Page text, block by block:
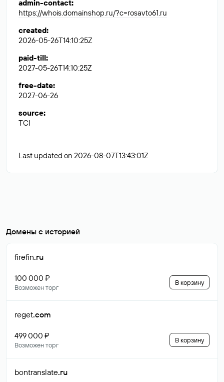
admin-contact:
https://whois.domainshop.ru/?c=rosavto61.ru
created:
2026-05-26T14:10:25Z
paid-till:
2027-05-26T14:10:25Z
free-date:
2027-06-26
source:
TCI
Last updated on 2026-08-07T13:43:01Z
Домены с историей
firefin.ru
100 000 ₽
Возможен торг
В корзину
reget.com
499 000 ₽
Возможен торг
В корзину
bontranslate.ru